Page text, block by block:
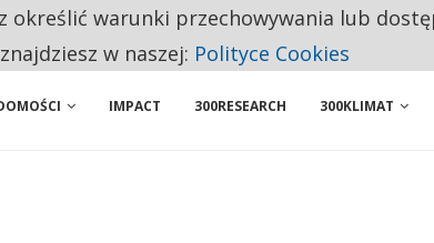
KANDYDATÓW NIE ROZPOCZYNA PRACY
IMPACT 300RESEARCH 300KLIMAT
określić warunki przechowywania lub
w naszej: Polityce Cookies